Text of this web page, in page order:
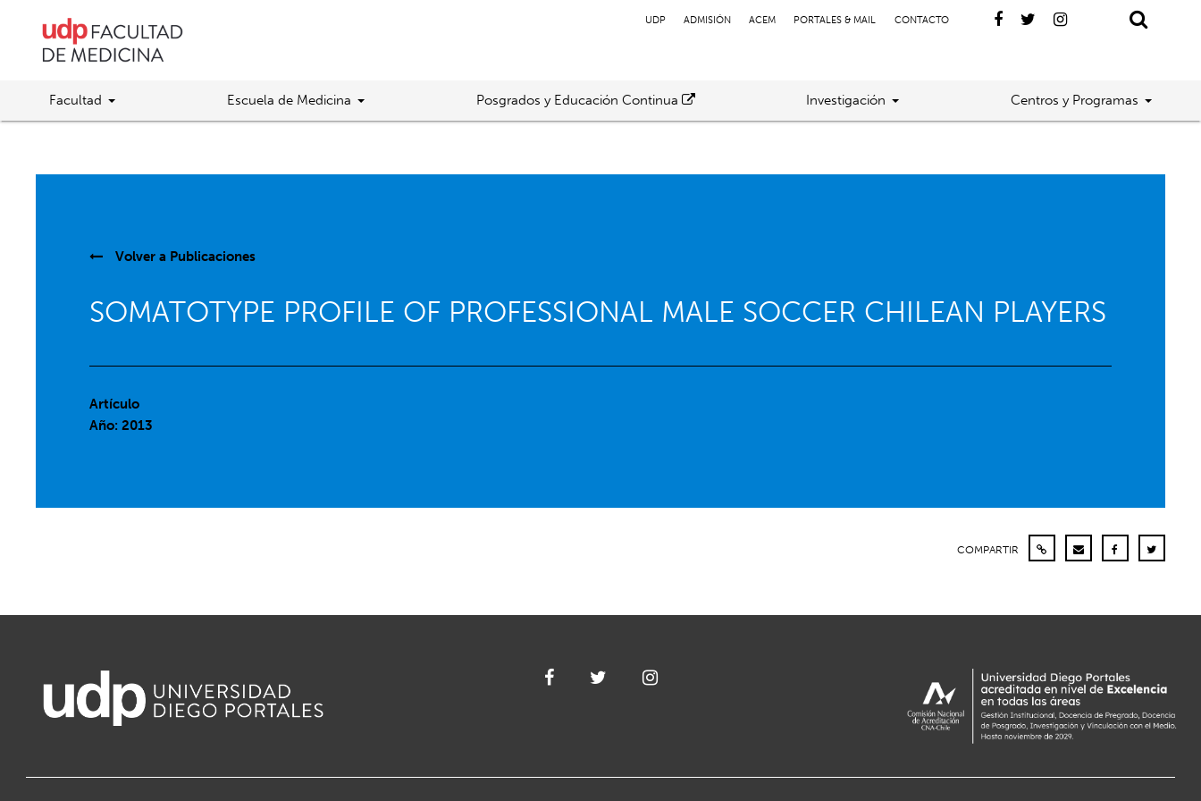
UDP ADMISIÓN ACEM PORTALES & MAIL CONTACTO
Facultad Escuela de Medicina Posgrados y Educación Continua Investigación Centros y Programas
Volver a Publicaciones
SOMATOTYPE PROFILE OF PROFESSIONAL MALE SOCCER CHILEAN PLAYERS
Artículo
Año: 2013
COMPARTIR